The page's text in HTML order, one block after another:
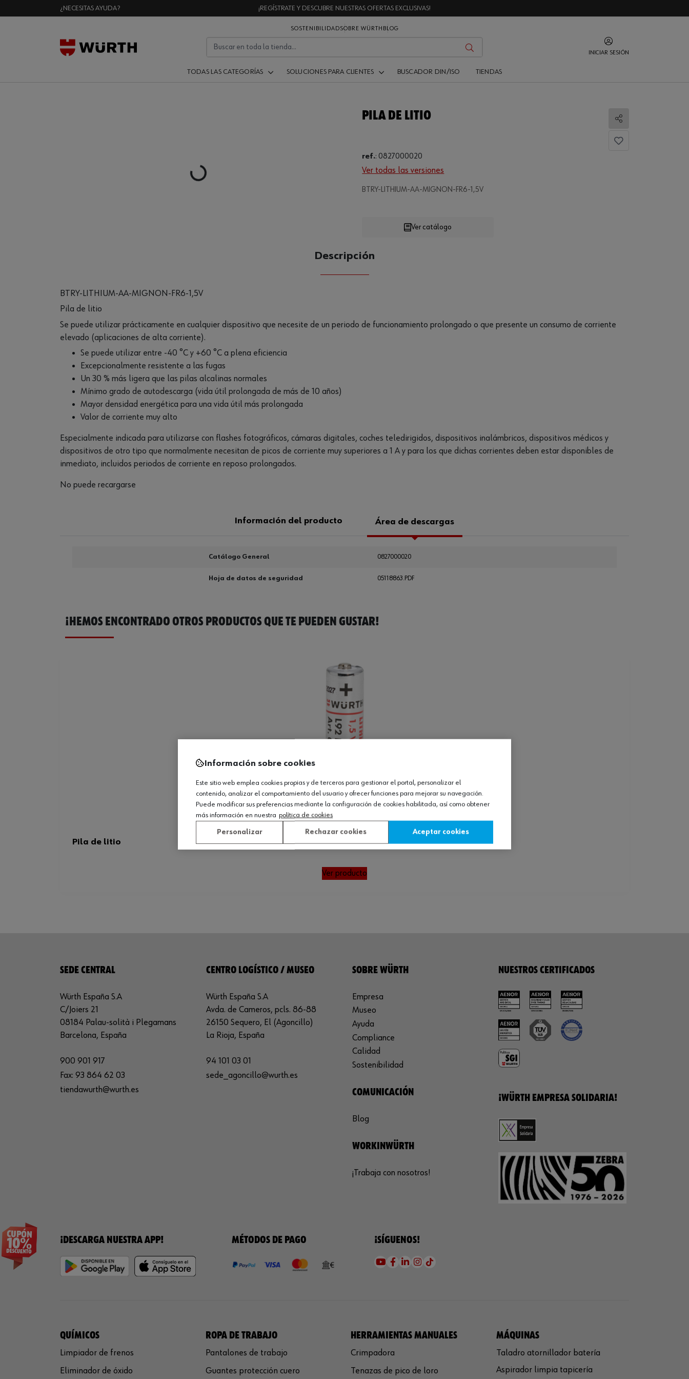
¿NECESITAS AYUDA? ¡REGÍSTRATE Y DESCUBRE NUESTRAS OFERTAS EXCLUSIVAS!
SOSTENIBILIDADSOBRE WÜRTH BLOG
INICIAR SESIÓN
TODAS LAS CATEGORÍAS SOLUCIONES PARA CLIENTES BUSCADOR DIN/ISO TIENDAS
Loading...
PILA DE LITIO
Compartir
ref.: 0827000020
Ver todas las versiones
BTRY-LITHIUM-AA-MIGNON-FR6-1,5V
Loading...
CANTIDAD
Ver catálogo
Descripción
BTRY-LITHIUM-AA-MIGNON-FR6-1,5V
Pila de litio
Se puede utilizar prácticamente en cualquier dispositivo que necesite de un periodo de funcionamiento prolongado o que presente un consumo de corriente
elevado (aplicaciones de alta corriente).
Se puede utilizar entre -40 °C y +60 °C a plena eficiencia
Excepcionalmente resistente a las fugas
Un 30 % más ligera que las pilas alcalinas normales
Mínimo grado de autodescarga (vida útil prolongada de más de 10 años)
Mayor densidad energética para una vida útil más prolongada
Valor de corriente muy alto
Especialmente indicada para utilizarse con flashes fotográficos, cámaras digitales, coches teledirigidos, dispositivos inalámbricos, dispositivos médicos y
dispositivos de otro tipo que normalmente necesitan de picos de corriente muy superiores a 1 A y para los que dichas corrientes deben estar disponibles de
inmediato, incluidos periodos de corriente en reposo prolongados.
No puede recargarse
Información del producto Área de descargas
Catálogo General 0827000020
Hoja de datos de seguridad 05118863.PDF
¡HEMOS ENCONTRADO OTROS PRODUCTOS QUE TE PUEDEN GUSTAR!
Pila de litio
Ver producto
SEDE CENTRAL
Würth España S.A
C/Joiers 21
08184 Palau-solità i Plegamans
Barcelona, España
900 901 917
Fax: 93 864 62 03
tiendawurth@wurth.es
CENTRO LOGÍSTICO / MUSEO
Würth España S.A
Avda. de Cameros, pcls. 86-88
26150 Sequero, El (Agoncillo)
La Rioja, España
94 101 03 01
sede_agoncillo@wurth.es
SOBRE WÜRTH
Empresa
Museo
Ayuda
Compliance
Calidad
Sostenibilidad
COMUNICACIÓN
Blog
WORKINWÜRTH
¡Trabaja con nosotros!
NUESTROS CERTIFICADOS
¡WÜRTH EMPRESA SOLIDARIA!
¡DESCARGA NUESTRA APP! MÉTODOS DE PAGO ¡SÍGUENOS!
QUÍMICOS
Limpiador de frenos
Eliminador de óxido
ROPA DE TRABAJO
Pantalones de trabajo
Guantes protección cuero
HERRAMIENTAS MANUALES
Crimpadora
Tenazas de pico de loro
MÁQUINAS
Taladro atornillador batería
Aspirador limpia tapicería
Información sobre cookies
Este sitio web emplea cookies propias y de terceros para gestionar el portal, personalizar el
contenido, analizar el comportamiento del usuario y ofrecer funciones para mejorar su navegación.
Puede modificar sus preferencias mediante la configuración de cookies habilitada, así como obtener
más información en nuestra política de cookies
Personalizar Rechazar cookies Aceptar cookies